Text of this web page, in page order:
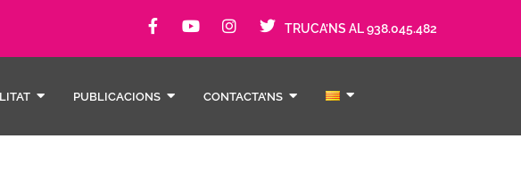
TRUCA’NS AL 938.045.482
PUBLICACIONS CONTACTA’NS